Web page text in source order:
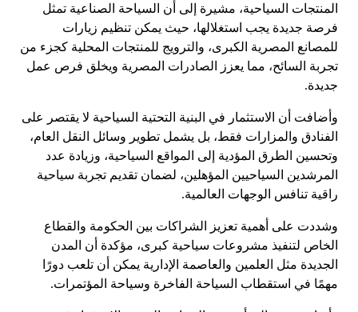
المنتجات السياحية، مشيرة إلى أن السياحة الصناعية تمثل
فرصة جديدة يجب استغلالها، حيث يمكن تنظيم زيارات
للمصانع المصرية الكبرى، والترويج للمنتجات المحلية كجزء من
تجربة السائح، مما يعزز الصادرات المصرية ويخلق فرص عمل
جديدة.
وأضافت أن الاستثمار في البنية التحتية السياحية لا يقتصر على
الفنادق والمزارات فقط، بل يشمل تطوير وسائل النقل العام،
وتحسين الطرق المؤدية إلى المواقع السياحية، وزيادة عدد
المرشدين السياحيين المؤهلين، لضمان تقديم تجربة سياحية
راقية تنافس الوجهات العالمية.
وشددت على أهمية تعزيز الشراكات بين الحكومة والقطاع
الخاص لتنفيذ مشروعات سياحية كبرى، مؤكدة أن المدن
الجديدة مثل العلمين والعاصمة الإدارية يمكن أن تلعب دورًا
مهمًا في استقطاب السياحة الفاخرة وسياحة المؤتمرات.